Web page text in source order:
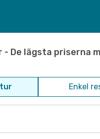
- De lägsta priserna
Enkel